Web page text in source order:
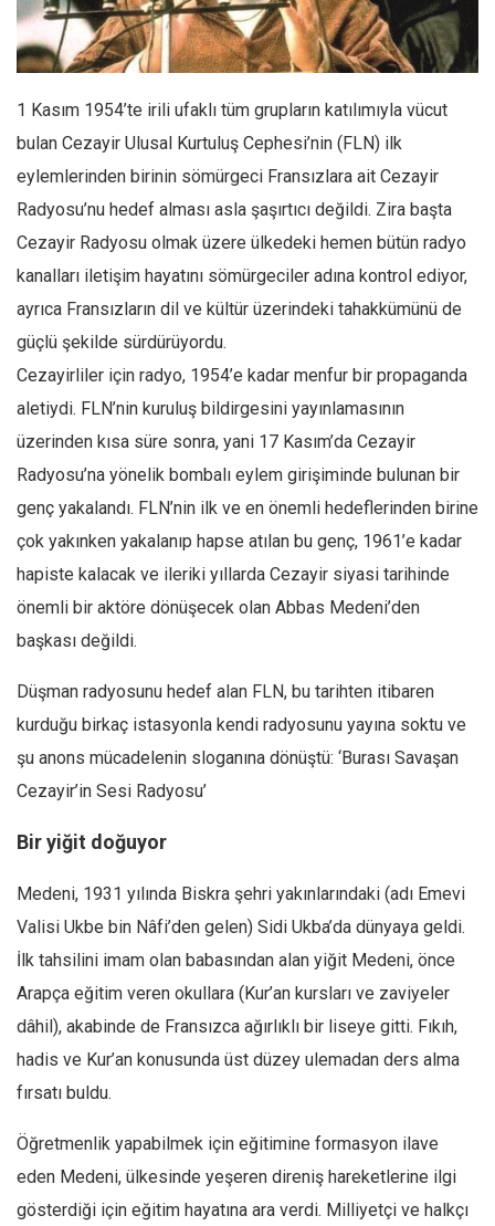
Facebook
Instagram
Editörden
Kemal Özer
Mahmut Toptaş
Yvonne Ridley
Barış Tarımcıoğlu
Ömer Kayani
Yusuf Armağan
Hasanali Yıldırım
Mehmet Ali Tekin
Abir E. Nahas
Amina S. Jenenkovic
Bağdagül Öz
» Yazar arşivi
Bu Sayı
Tüm Sayılar
Kategoriler
Kitap
7 soruda bu hafta
Ekonomi
Spor
Manzara
Hayat
1 Kasım 1954’te irili ufaklı tüm grupların katılımıyla vücut
bulan Cezayir Ulusal Kurtuluş Cephesi’nin (FLN) ilk
eylemlerinden birinin sömürgeci Fransızlara ait Cezayir
Radyosu’nu hedef alması asla şaşırtıcı değildi. Zira başta
Cezayir Radyosu olmak üzere ülkedeki hemen bütün radyo
kanalları iletişim hayatını sömürgeciler adına kontrol ediyor,
ayrıca Fransızların dil ve kültür üzerindeki tahakkümünü de
güçlü şekilde sürdürüyordu.
Cezayirliler için radyo, 1954’e kadar menfur bir propaganda
aletiydi. FLN’nin kuruluş bildirgesini yayınlamasının
üzerinden kısa süre sonra, yani 17 Kasım’da Cezayir
Radyosu’na yönelik bombalı eylem girişiminde bulunan bir
genç yakalandı. FLN’nin ilk ve en önemli hedeflerinden birine
çok yakınken yakalanıp hapse atılan bu genç, 1961’e kadar
hapiste kalacak ve ileriki yıllarda Cezayir siyasi tarihinde
önemli bir aktöre dönüşecek olan Abbas Medeni’den
başkası değildi.
Düşman radyosunu hedef alan FLN, bu tarihten itibaren
kurduğu birkaç istasyonla kendi radyosunu yayına soktu ve
şu anons mücadelenin sloganına dönüştü: ‘Burası Savaşan
Cezayir’in Sesi Radyosu’
Bir yiğit doğuyor
Medeni, 1931 yılında Biskra şehri yakınlarındaki (adı Emevi
Valisi Ukbe bin Nâfi’den gelen) Sidi Ukba’da dünyaya geldi.
İlk tahsilini imam olan babasından alan yiğit Medeni, önce
Arapça eğitim veren okullara (Kur’an kursları ve zaviyeler
dâhil), akabinde de Fransızca ağırlıklı bir liseye gitti. Fıkıh,
hadis ve Kur’an konusunda üst düzey ulemadan ders alma
fırsatı buldu.
Öğretmenlik yapabilmek için eğitimine formasyon ilave
eden Medeni, ülkesinde yeşeren direniş hareketlerine ilgi
gösterdiği için eğitim hayatına ara verdi. Milliyetçi ve halkçı